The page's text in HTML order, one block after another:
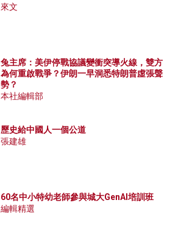
來文
兔主席：美伊停戰協議變衝突導火線，雙方
為何重啟戰爭？伊朗一早洞悉特朗普虛張聲
勢？
本社編輯部
歷史給中國人一個公道
張建雄
60名中小特幼老師參與城大GenAI培訓班
編輯精選